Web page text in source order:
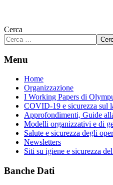
Cerca
Menu
Home
Organizzazione
I Working Papers di
COVID-19 e sicurezza sul
Approfondimenti, Guide
Modelli organizzativi e di
Salute e sicurezza degli
Newsletters
Siti su igiene e sicurezza
Banche Dati